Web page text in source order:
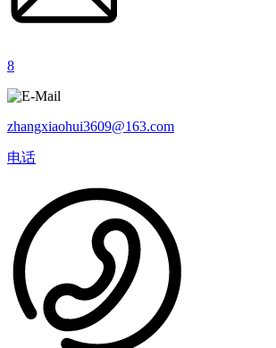
8
zhangxiaohui3609@163.com
电话